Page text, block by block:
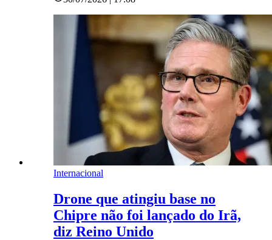
Internacional
Drone que atingiu base no
Chipre não foi lançado do Irã,
diz Reino Unido